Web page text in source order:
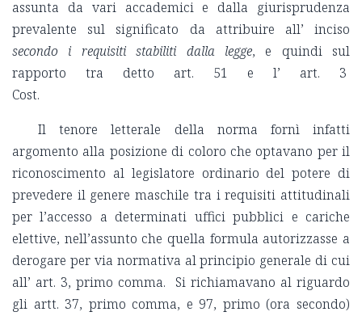
assunta da vari accademici e dalla giurisprudenza
prevalente sul significato da attribuire all’ inciso
secondo i requisiti stabiliti dalla legge, e quindi sul
rapporto tra detto art. 51 e l’ art. 3
Cost.
Il tenore letterale della norma fornì infatti
argomento alla posizione di coloro che optavano per il
riconoscimento al legislatore ordinario del potere di
prevedere il genere maschile tra i requisiti attitudinali
per l’accesso a determinati uffici pubblici e cariche
elettive, nell’assunto che quella formula autorizzasse a
derogare per via normativa al principio generale di cui
all’ art. 3, primo comma. Si richiamavano al riguardo
gli artt. 37, primo comma, e 97, primo (ora secondo)